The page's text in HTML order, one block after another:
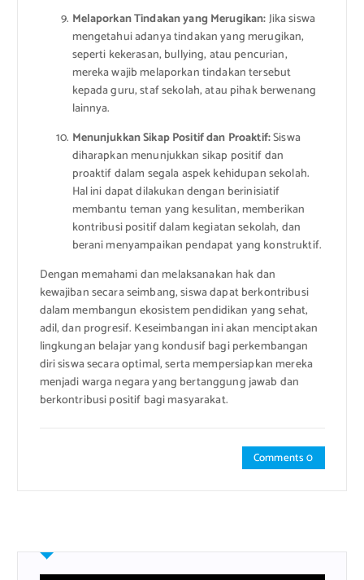
Melaporkan Tindakan yang Merugikan:Jika siswa
mengetahui adanya tindakan yang merugikan,
seperti kekerasan, bullying, atau pencurian,
mereka wajib melaporkan tindakan tersebut
kepada guru, staf sekolah, atau pihak berwenang
lainnya.
Menunjukkan Sikap Positif dan Proaktif:Siswa
diharapkan menunjukkan sikap positif dan
proaktif dalam segala aspek kehidupan sekolah.
Hal ini dapat dilakukan dengan berinisiatif
membantu teman yang kesulitan, memberikan
kontribusi positif dalam kegiatan sekolah, dan
berani menyampaikan pendapat yang konstruktif.
Dengan memahami dan melaksanakan hak dan
kewajiban secara seimbang, siswa dapat berkontribusi
dalam membangun ekosistem pendidikan yang sehat,
adil, dan progresif. Keseimbangan ini akan menciptakan
lingkungan belajar yang kondusif bagi perkembangan
diri siswa secara optimal, serta mempersiapkan mereka
menjadi warga negara yang bertanggung jawab dan
berkontribusi positif bagi masyarakat.
Comments 0